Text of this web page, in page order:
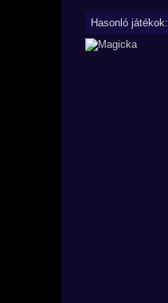
Hasonló játékok: